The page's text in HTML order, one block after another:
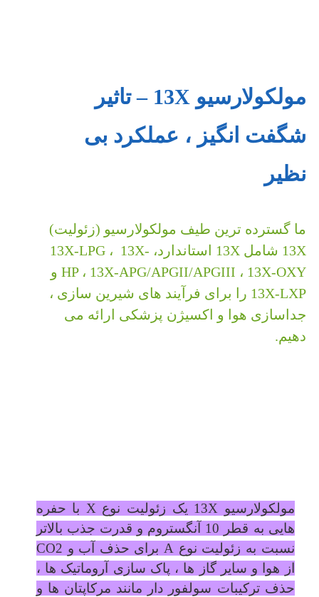
مولکولارسیو 13X – تاثیر
شگفت انگیز ، عملکرد بی
نظیر
ما گسترده ترین طیف مولکولارسیو (زئولیت)
13X شامل 13X استاندارد، 13X-LPG ، 13X-
HP ، 13X-APG/APGII/APGIII ، 13X-OXY و
13X-LXP را برای فرآیند های شیرین سازی ،
جداسازی هوا و اکسیژن پزشکی ارائه می
دهیم.
مولکولارسیو 13X یک زئولیت نوع X با حفره
هایی به قطر 10 آنگستروم و قدرت جذب بالاتر
نسبت به زئولیت نوع A برای حذف آب و CO2
از هوا و سایر گاز ها ، پاک سازی آروماتیک ها ،
حذف ترکیبات سولفور دار مانند مرکاپتان ها و